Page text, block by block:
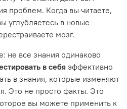
проблем. Когда вы читаете,
углубляетесь в новые
мозг.
не все знания одинаково
в себяэффективно
в знания, которые изменяют
Это не просто факты. Это
вы можете применить к